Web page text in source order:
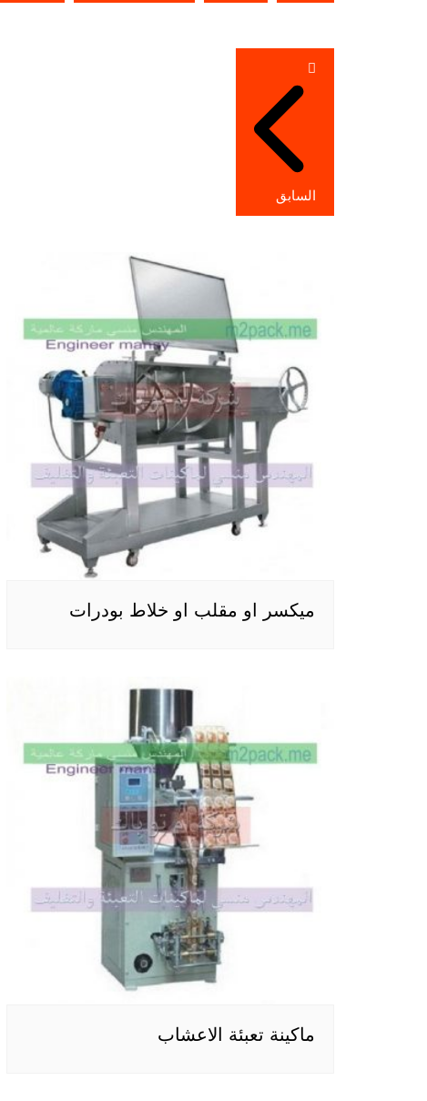
تصفّح
المقالات
السابق
ميكسر او مقلب او خلاط بودرات
ماكينة تعبئة الاعشاب